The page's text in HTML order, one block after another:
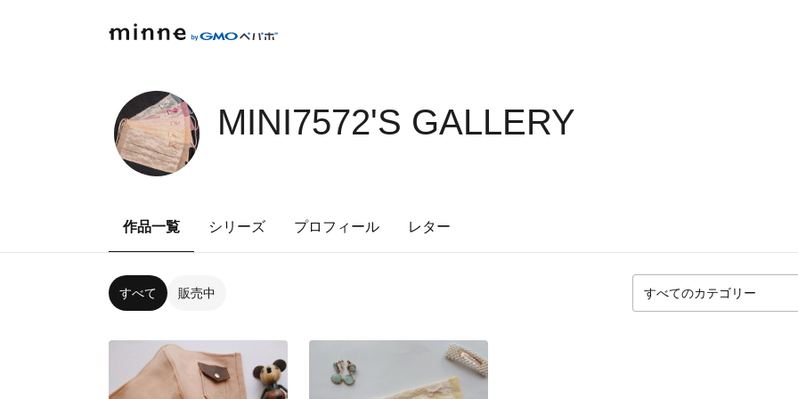
MINI7572'S GALLERY
作品一覧 シリーズ プロフィール レター
すべて 販売中